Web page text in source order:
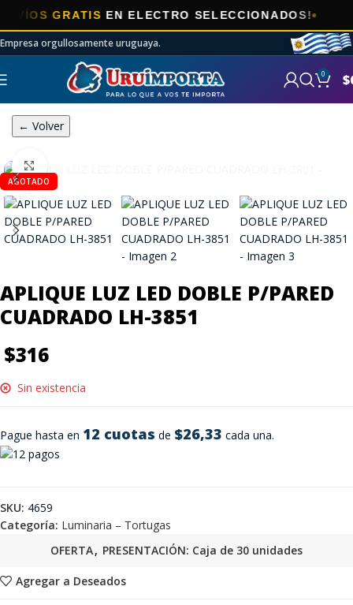
GRATISEN ELECTRO SELECCIONADOS!
Empresa orgullosamente uruguaya.
0 $
← Volver
AGOTADO
APLIQUE LUZ LED DOBLE P/PARED
CUADRADO LH-3851
$316
Pague hasta en 12 cuotas de $26,33 cada una.
Sin existencia
Agregar a Deseados
SKU: 4659
Categoría: Luminaria – Tortugas
OFERTA, PRESENTACIÓN: Caja de 30 unidades